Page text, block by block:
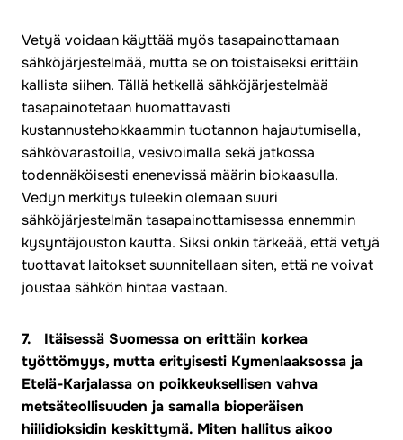
Vetyä voidaan käyttää myös tasapainottamaan
sähköjärjestelmää, mutta se on toistaiseksi erittäin
kallista siihen. Tällä hetkellä sähköjärjestelmää
tasapainotetaan huomattavasti
kustannustehokkaammin tuotannon hajautumisella,
sähkövarastoilla, vesivoimalla sekä jatkossa
todennäköisesti enenevissä määrin biokaasulla.
Vedyn merkitys tuleekin olemaan suuri
sähköjärjestelmän tasapainottamisessa ennemmin
kysyntäjouston kautta. Siksi onkin tärkeää, että vetyä
tuottavat laitokset suunnitellaan siten, että ne voivat
joustaa sähkön hintaa vastaan.
7. Itäisessä Suomessa on erittäin korkea
työttömyys, mutta erityisesti Kymenlaaksossa ja
Etelä-Karjalassa on poikkeuksellisen vahva
metsäteollisuuden ja samalla bioperäisen
hiilidioksidin keskittymä. Miten hallitus aikoo